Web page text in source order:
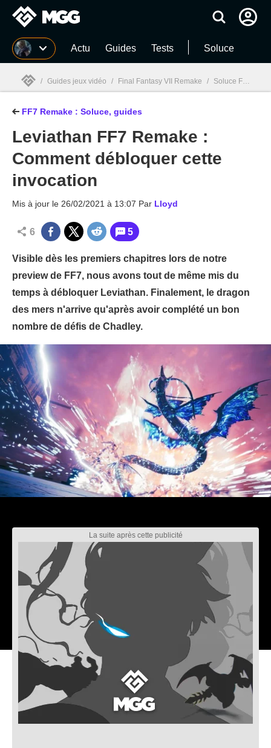
MGG Actu Guides Tests Soluce
MGG
/ Guides jeux vidéo / Final Fantasy VII Remake / Soluce FF7 Remake : Guide complet de la partie 1 du RPG intemporel de Square Enix
FF7 Remake : Soluce, guides
Leviathan FF7 Remake :
Comment débloquer cette
invocation
Mis à jour le 26/02/2021 à 13:07 Par Lloyd
6 5
Visible dès les premiers chapitres lors de notre
preview de FF7, nous avons tout de même mis du
temps à débloquer Leviathan. Finalement, le dragon
des mers n'arrive qu'après avoir complété un bon
nombre de défis de Chadley.